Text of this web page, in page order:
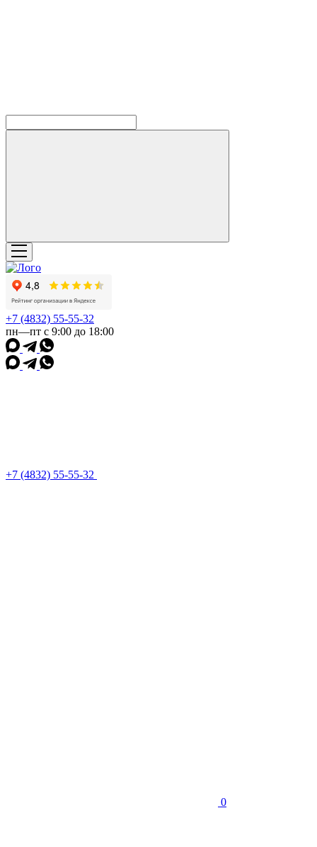
+7 (4832) 55-55-32
пн—пт с 9:00 до 18:00
+7 (4832) 55-55-32
0